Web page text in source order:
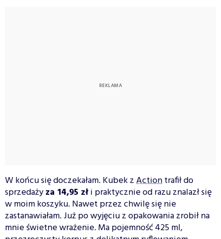
W końcu się doczekałam. Kubek zActiontrafił do
sprzedażyza 14,95 złi praktycznie od razu znalazł się
w moim koszyku. Nawet przez chwilę się nie
zastanawiałam. Już po wyjęciu z opakowania zrobił na
mnie świetne wrażenie. Ma pojemność 425 ml,